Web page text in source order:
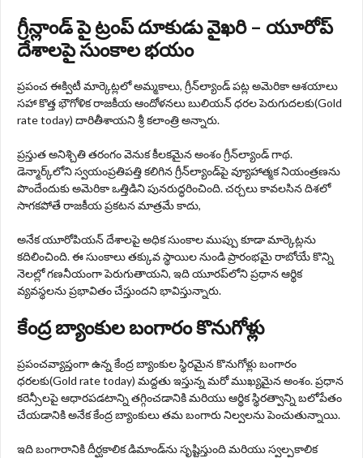
గ్రీన్లాండ్ పై ట్రంప్ దూకుడు వైఖరి – యూరోప్
దేశాలపై సుంకాల భయం
ప్రపంచ ఈక్విటీ మార్కెట్లలో అమ్మకాలు, గ్రీన్‌ల్యాండ్ పట్ల అమెరికా ఆశయాలు
సహా కొత్త భౌగోళిక రాజకీయ ఆందోళనలు బులియన్ ధరల పెరుగుదలకు(Gold
rate today) దారితీశాయని శ్రీ కలాంత్రి అన్నారు.
ప్రస్తుత అనిశ్చితి తరంగం వెనుక కీలకమైన అంశం గ్రీన్‌ల్యాండ్ గాథ.
డెన్మార్క్‌లోని స్వయంప్రతిపత్తి కలిగిన గ్రీన్‌ల్యాండ్‌పై వ్యూహాత్మక నియంత్రణను
పొందేందుకు అమెరికా ఒత్తిడిని పునరుద్ధరించింది. చర్చలు కావలసిన దిశలో
సాగకపోతే రాజకీయ ప్రకటన మాత్రమే కాదు,
అనేక యూరోపియన్ దేశాలపై అధిక సుంకాల ముప్పు కూడా మార్కెట్లను
కదిలించింది. ఈ సుంకాలు తక్కువ స్థాయిల నుండి ప్రారంభమై రాబోయే కొన్ని
నెలల్లో గణనీయంగా పెరుగుతాయని, ఇది యూరప్‌లోని ప్రధాన ఆర్థిక
వ్యవస్థలను ప్రభావితం చేస్తుందని భావిస్తున్నారు.
కేంద్ర బ్యాంకుల బంగారం కొనుగోళ్లు
ప్రపంచవ్యాప్తంగా ఉన్న కేంద్ర బ్యాంకుల స్థిరమైన కొనుగోళ్లు బంగారం
ధరలకు(Gold rate today) మద్దతు ఇస్తున్న మరో ముఖ్యమైన అంశం. ప్రధాన
కరెన్సీలపై ఆధారపడటాన్ని తగ్గించడానికి మరియు ఆర్థిక స్థిరత్వాన్ని బలోపేతం
చేయడానికి అనేక కేంద్ర బ్యాంకులు తమ బంగారు నిల్వలను పెంచుతున్నాయి.
ఇది బంగారానికి దీర్ఘకాలిక డిమాండ్‌ను సృష్టిస్తుంది మరియు స్వల్పకాలిక